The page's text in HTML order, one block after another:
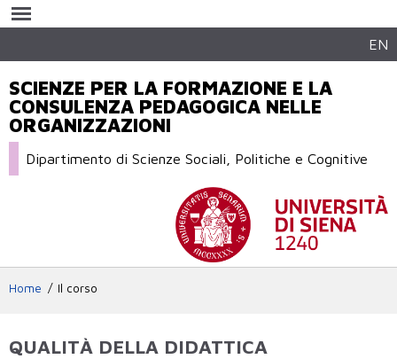
contenuto
EN
SCIENZE PER LA FORMAZIONE E LA
CONSULENZA PEDAGOGICA NELLE
ORGANIZZAZIONI
Dipartimento di Scienze Sociali, Politiche e Cognitive
Home Il corso
QUALITÀ DELLA DIDATTICA